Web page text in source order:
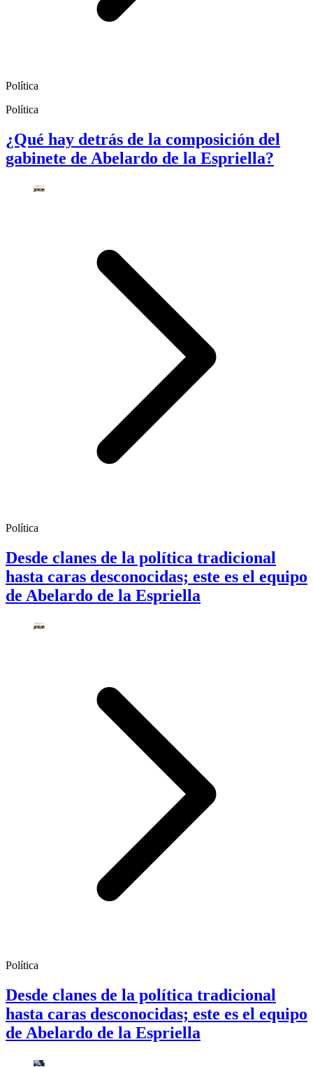
Política
Política
¿Qué hay detrás de la composición del
gabinete de Abelardo de la Espriella?
Política
Desde clanes de la política tradicional
hasta caras desconocidas; este es el equipo
de Abelardo de la Espriella
Política
Desde clanes de la política tradicional
hasta caras desconocidas; este es el equipo
de Abelardo de la Espriella